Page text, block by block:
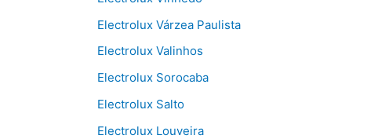
Electrolux Várzea Paulista
Electrolux Valinhos
Electrolux Sorocaba
Electrolux Salto
Electrolux Louveira